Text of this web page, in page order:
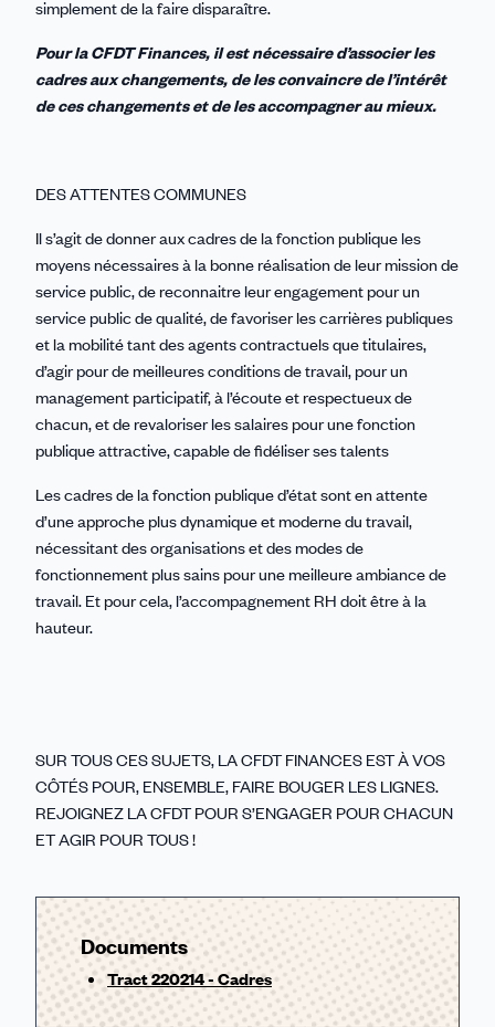
simplement de la faire disparaître.
Pour la CFDT Finances, il est nécessaire d’associer les
cadres aux changements, de les convaincre de l’intérêt
de ces changements et de les accompagner au mieux.
DES ATTENTES COMMUNES
Il s’agit de donner aux cadres de la fonction publique les
moyens nécessaires à la bonne réalisation de leur mission de
service public, de reconnaitre leur engagement pour un
service public de qualité, de favoriser les carrières publiques
et la mobilité tant des agents contractuels que titulaires,
d’agir pour de meilleures conditions de travail, pour un
management participatif, à l’écoute et respectueux de
chacun, et de revaloriser les salaires pour une fonction
publique attractive, capable de fidéliser ses talents
Les cadres de la fonction publique d’état sont en attente
d’une approche plus dynamique et moderne du travail,
nécessitant des organisations et des modes de
fonctionnement plus sains pour une meilleure ambiance de
travail. Et pour cela, l’accompagnement RH doit être à la
hauteur.
SUR TOUS CES SUJETS, LA CFDT FINANCES EST À VOS
CÔTÉS POUR, ENSEMBLE, FAIRE BOUGER LES LIGNES.
REJOIGNEZ LA CFDT POUR S’ENGAGER POUR CHACUN
ET AGIR POUR TOUS !
Documents
Tract 220214 - Cadres